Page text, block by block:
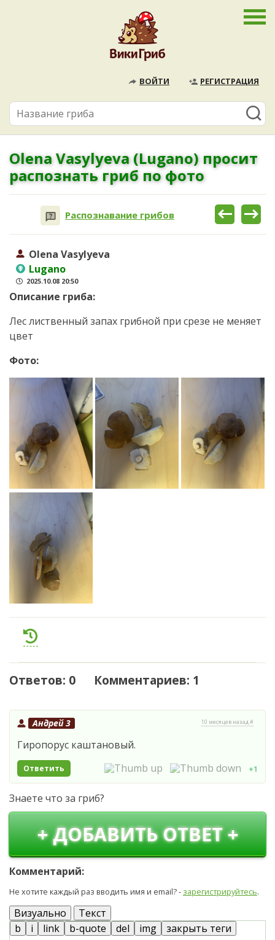
ВОЙТИ РЕГИСТРАЦИЯ
Olena Vasylyeva (Lugano) просит
распознать гриб по фото
Распознавание грибов
Olena Vasylyeva
Lugano
2025.10.08 20:50
Описание гриба:
Лес лиственный запах грибной при срезе не меняет
цвет
Фото:
Ответов: 0 Комментариев: 1
Андрей 3 10 месяцев назад #
Гиропорус каштановый.
Ответить +1
Знаете что за гриб?
+ ДОБАВИТЬ ОТВЕТ +
Комментарий:
Не хотите каждый раз вводить имя и email? - зарегистрируйтесь.
Визуально Текст